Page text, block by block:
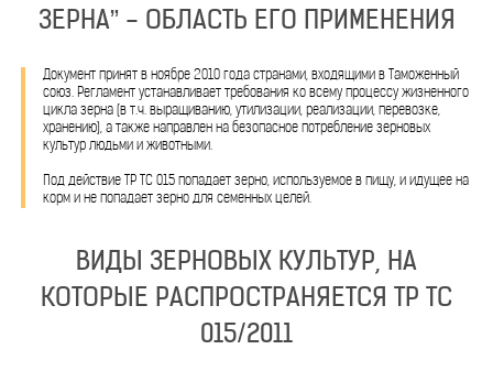
ЗЕРНА” - ОБЛАСТЬ ЕГО ПРИМЕНЕНИЯ
Документ принят в ноябре 2010 года странами, входящими в Таможенный
союз. Регламент устанавливает требования ко всему процессу жизненного
цикла зерна (в т.ч. выращиванию, утилизации, реализации, перевозке,
хранению), а также направлен на безопасное потребление зерновых
культур людьми и животными.
Под действие ТР ТС 015 попадает зерно, используемое в пищу, и идущее на
корм и не попадает зерно для семенных целей.
ВИДЫ ЗЕРНОВЫХ КУЛЬТУР, НА
КОТОРЫЕ РАСПРОСТРАНЯЕТСЯ ТР ТС
015/2011